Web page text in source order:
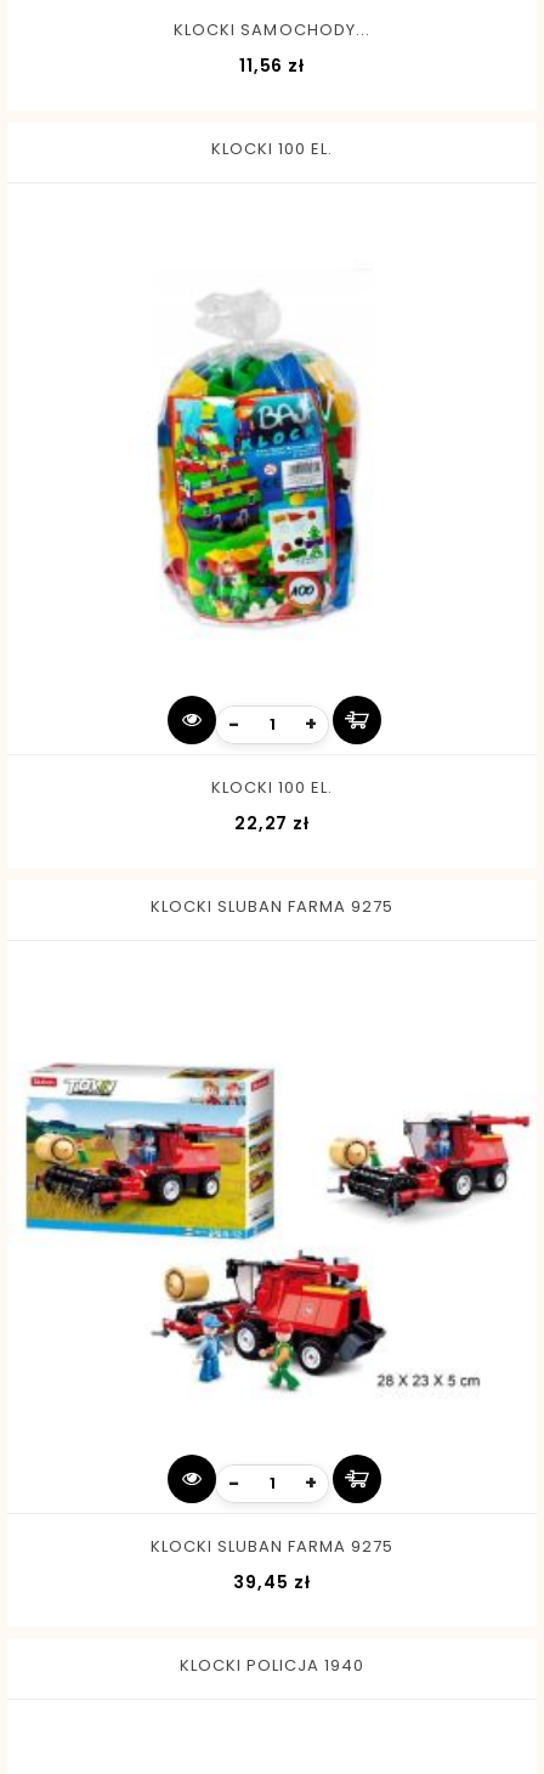
KLOCKI SAMOCHODY...
11,56 zł
KLOCKI 100 EL.
- +
KLOCKI 100 EL.
22,27 zł
KLOCKI SLUBAN FARMA 9275
- +
KLOCKI SLUBAN FARMA 9275
39,45 złCena
KLOCKI POLICJA 1940